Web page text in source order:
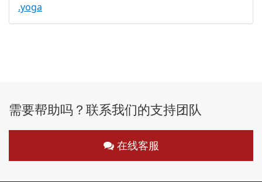
.yoga
需要帮助吗？联系我们的支持团队
在线客服